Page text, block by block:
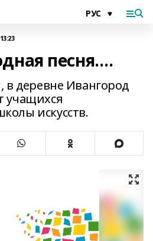
песня….
в деревне Ивангород
учащихся
искусств.